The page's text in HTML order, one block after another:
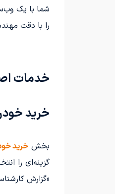
شما با یک
را با دقت
خدمات
خرید
بخش خرید
گزینه‌ای را
«گزارش